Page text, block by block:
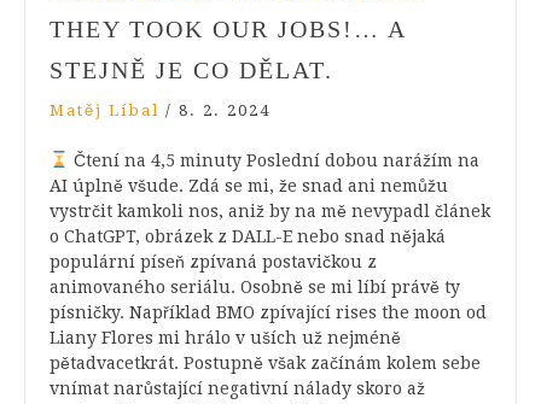
THEY TOOK OUR JOBS!… A
STEJNĚ JE CO DĚLAT.
Matěj Líbal / 8. 2. 2024
Čtení na 4,5 minuty Poslední dobou narážím na
AI úplně všude. Zdá se mi, že snad ani nemůžu
vystrčit kamkoli nos, aniž by na mě nevypadl článek
o ChatGPT, obrázek z DALL-E nebo snad nějaká
populární píseň zpívaná postavičkou z
animovaného seriálu. Osobně se mi líbí právě ty
písničky. Například BMO zpívající rises the moon od
Liany Flores mi hrálo v uších už nejméně
pětadvacetkrát. Postupně však začínám kolem sebe
vnímat narůstající negativní nálady skoro až